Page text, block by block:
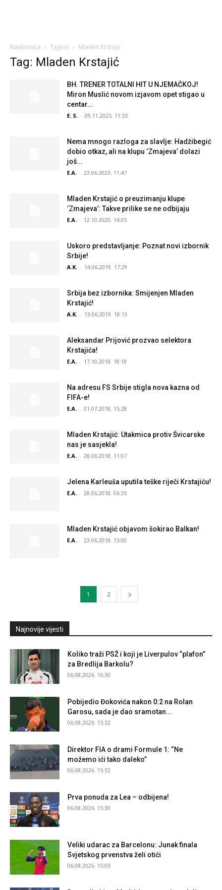
Naslovnica Tagovi Mladen Krstajić
Tag: Mladen Krstajić
BH. TRENER TOTALNI HIT U NJEMAČKOJ!
Miron Muslić novom izjavom opet stigao u
centar...
E. S. - 09.11.2025. 11:33
Nema mnogo razloga za slavlje: Hadžibegić
dobio otkaz, ali na klupu ‘Zmajeva’ dolazi
još...
E.A. - 23.06.2023. 11:47
Mladen Krstajić o preuzimanju klupe
‘Zmajeva’: Takve prilike se ne odbijaju
E.A. - 12.10.2020. 14:05
Uskoro predstavljanje: Poznat novi izbornik
Srbije!
A.K. - 14.06.2019. 17:29
Srbija bez izbornika: Smijenjen Mladen
Krstajić!
A.K. - 13.06.2019. 18:13
Aleksandar Prijović prozvao selektora
Krstajića!
E.A. - 17.10.2018. 18:18
Na adresu FS Srbije stigla nova kazna od
FIFA-e!
E.A. - 01.07.2018. 15:28
Mladen Krstajić: Utakmica protiv Švicarske
nas je sasjekla!
E.A. - 28.06.2018. 11:07
Jelena Karleuša uputila teške riječi Krstajiću!
E.A. - 28.06.2018. 06:35
Mladen Krstajić objavom šokirao Balkan!
E.A. - 23.06.2018. 15:00
1 2
Najnovije vijesti
Koliko traži PSŽ i koji je Liverpulov “plafon”
za Bredlija Barkolu?
06.08.2026. 16:30
Pobijedio Đokovića nakon 0:2 na Rolan
Garosu, sada je dao sramotan...
06.08.2026. 15:32
Direktor FIA o drami Formule 1: “Ne
možemo ići tako daleko”
06.08.2026. 15:32
Prva ponuda za Lea – odbijena!
06.08.2026. 15:30
Veliki udarac za Barcelonu: Junak finala
Svjetskog prvenstva želi otići
06.08.2026. 15:03